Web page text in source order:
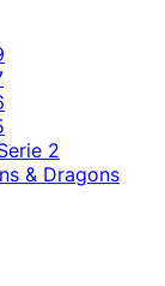
2
& Dragons